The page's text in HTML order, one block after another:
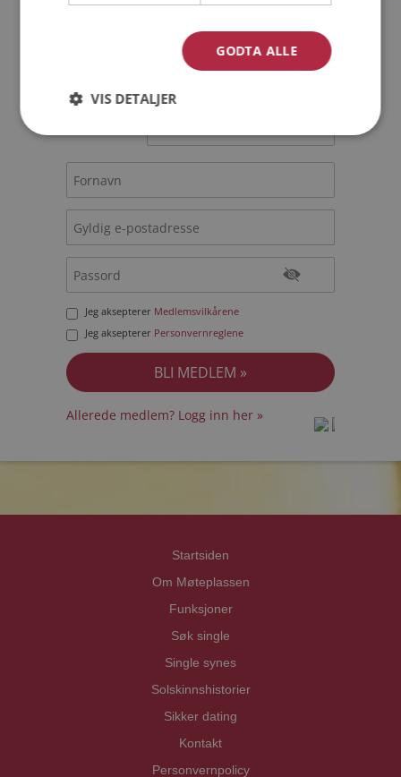
Bli medlem gratis!
Jeg aksepterer Medlemsvilkårene
Jeg aksepterer Personvernreglene
Allerede medlem? Logg inn her »
Startsiden
Om Møteplassen
Funksjoner
Søk single
Single synes
Solskinnshistorier
Sikker dating
Kontakt
Personvernpolicy
GODTA ALLE
VIS DETALJER